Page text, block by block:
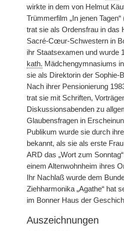
wirkte in dem von Helmut
Trümmerfilm „In jenen
trat sie als Ordensfrau in das
Sacré-Cœur-Schwestern in
ihr Staatsexamen und wurde
kath. Mädchengymnasiums
sie als Direktorin der Sophie-
Nach ihrer Pensionierung
trat sie mit Schriften,
Diskussionsabenden zu
Glaubensfragen in
Publikum wurde sie durch
bekannt, als sie als erste
ARD das „Wort zum
einem Altenwohnheim ihres
Ihr Nachlaß wurde dem
Ziehharmonika „Agathe“ hat
im Bonner Haus der
Auszeichnungen